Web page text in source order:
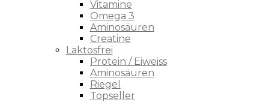
Vitamine
Omega 3
Aminosäuren
Creatine
Laktosfrei
Protein / Eiweiss
Aminosäuren
Riegel
Topseller